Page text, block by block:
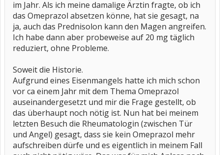
im Jahr. Als ich meine damalige Ärztin fragte, ob ich
das Omeprazol absetzen könne, hat sie gesagt, na
ja, auch das Prednisolon kann den Magen angreifen.
Ich habe dann aber probeweise auf 20 mg täglich
reduziert, ohne Probleme.
Soweit die Historie.
Aufgrund eines Eisenmangels hatte ich mich schon
vor ca einem Jahr mit dem Thema Omeprazol
auseinandergesetzt und mir die Frage gestellt, ob
das überhaupt noch nötig ist. Nun hat bei meinem
letzten Besuch die Rheumatologin (zwischen Tür
und Angel) gesagt, dass sie kein Omeprazol mehr
aufschreiben dürfe und es eigentlich in meinem Fall